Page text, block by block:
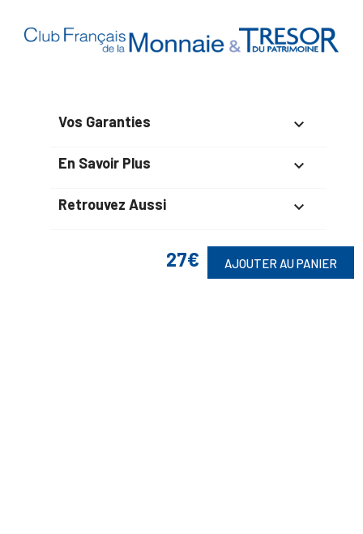
27€ AJOUTER AU PANIER
Vos Garanties 
En Savoir Plus 
Retrouvez Aussi 